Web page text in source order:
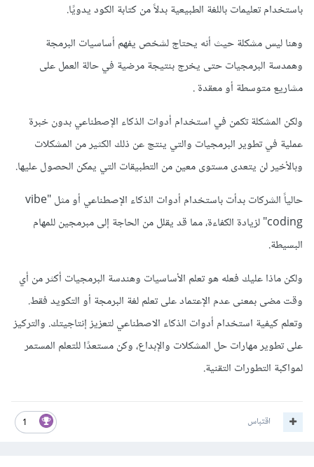
باستخدام تعليمات باللغة الطبيعية بدلاً من كتابة الكود يدويًا.
وهنا ليس مشكلة حيث أنه يحتاج لشخص يفهم أساسيات البرمجة
وهمدسة البرمجيات حتى يخرج بنتيجة مرضية في حالة العمل على
مشاريع متوسطة أو معقدة .
ولكن المشكلة تكمن في استخدام أدوات الذكاء الإصطناعي بدون خبرة
عملية في تطوير البرمجيات والتي ينتج عن ذلك الكثير من المشكلات
وبالأخير لن يتعدى مستوى معين من التطبيقات التي يمكن الحصول عليها.
حالياً الشركات بدأت باستخدام أدوات الذكاء الإصطناعي أو مثل "vibe
coding" لزيادة الكفاءة، مما قد يقلل من الحاجة إلى مبرمجين للمهام
البسيطة.
ولكن ماذا عليك فعله هو تعلم الأساسيات وهندسة البرمجيات أكثر من أي
وقت مضى بمعنى عدم الإعتماد على تعلم لغة البرمجة أو التكويد فقط.
وتعلم كيفية استخدام أدوات الذكاء الاصطناعي لتعزيز إنتاجيتك. والتركيز
على تطوير مهارات حل المشكلات والإبداع، وكن مستعدًا للتعلم المستمر
لمواكبة التطورات التقنية.
1 اقتباس